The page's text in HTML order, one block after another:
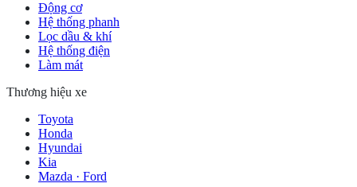
Động cơ
Hệ thống phanh
Lọc dầu & khí
Hệ thống điện
Làm mát
Thương hiệu xe
Toyota
Honda
Hyundai
Kia
Mazda · Ford